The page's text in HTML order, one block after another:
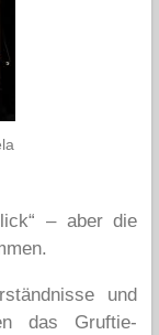
– aber die
und
das Gruftie-